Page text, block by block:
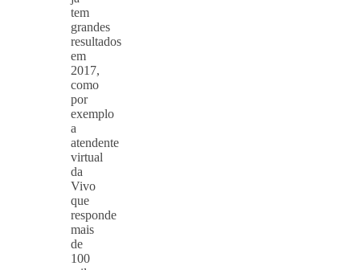
tem
grandes
resultados
em
2017,
como
por
exemplo
a
atendente
virtual
da
Vivo
que
responde
mais
de
100